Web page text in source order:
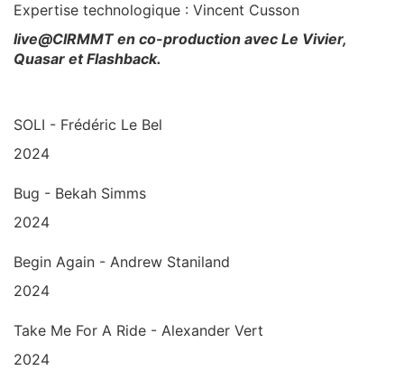
Expertise technologique : Vincent Cusson
live@CIRMMT en co-production avec Le Vivier,
Quasar et Flashback.
SOLI - Frédéric Le Bel
2024
Bug - Bekah Simms
2024
Begin Again - Andrew Staniland
2024
Take Me For A Ride - Alexander Vert
2024